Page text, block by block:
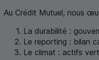
Au Crédit Mutuel, nous
La durabilité :
Le reporting : bilan
Le climat : actifs